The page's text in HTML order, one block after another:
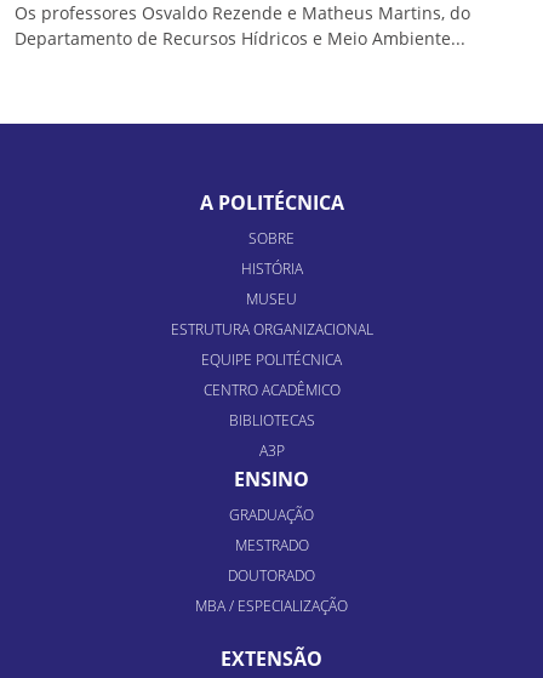
Os professores Osvaldo Rezende e Matheus Martins, do
Departamento de Recursos Hídricos e Meio Ambiente...
A POLITÉCNICA
SOBRE
HISTÓRIA
MUSEU
ESTRUTURA ORGANIZACIONAL
EQUIPE POLITÉCNICA
CENTRO ACADÊMICO
BIBLIOTECAS
A3P
ENSINO
GRADUAÇÃO
MESTRADO
DOUTORADO
MBA / ESPECIALIZAÇÃO
EXTENSÃO